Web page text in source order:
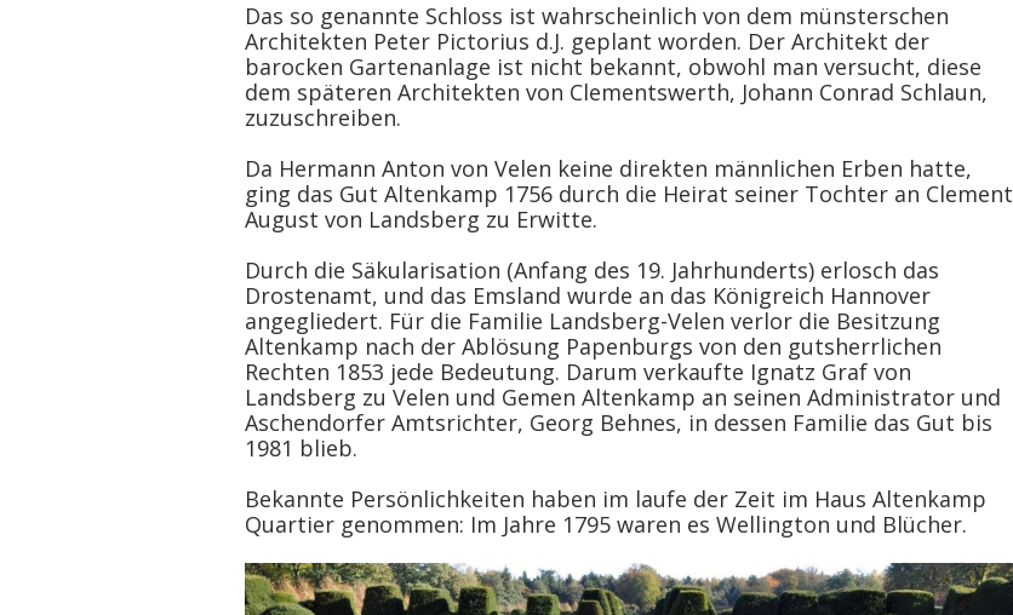
Das so genannte Schloss ist wahrscheinlich von dem münsterschen
Architekten Peter Pictorius d.J. geplant worden. Der Architekt der
barocken Gartenanlage ist nicht bekannt, obwohl man versucht, diese
dem späteren Architekten von Clementswerth, Johann Conrad Schlaun,
zuzuschreiben.
Da Hermann Anton von Velen keine direkten männlichen Erben hatte,
ging das Gut Altenkamp 1756 durch die Heirat seiner Tochter an Clement
August von Landsberg zu Erwitte.
Durch die Säkularisation (Anfang des 19. Jahrhunderts) erlosch das
Drostenamt, und das Emsland wurde an das Königreich Hannover
angegliedert. Für die Familie Landsberg-Velen verlor die Besitzung
Altenkamp nach der Ablösung Papenburgs von den gutsherrlichen
Rechten 1853 jede Bedeutung. Darum verkaufte Ignatz Graf von
Landsberg zu Velen und Gemen Altenkamp an seinen Administrator und
Aschendorfer Amtsrichter, Georg Behnes, in dessen Familie das Gut bis
1981 blieb.
Bekannte Persönlichkeiten haben im laufe der Zeit im Haus Altenkamp
Quartier genommen: Im Jahre 1795 waren es Wellington und Blücher.